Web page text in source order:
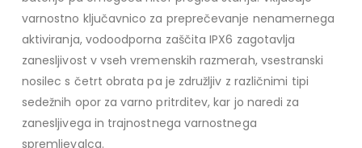
varnostno ključavnico za preprečevanje nenamernega
aktiviranja, vodoodporna zaščita IPX6 zagotavlja
zanesljivost v vseh vremenskih razmerah, vsestranski
nosilec s četrt obrata pa je združljiv z različnimi tipi
sedežnih opor za varno pritrditev, kar jo naredi za
zanesljivega in trajnostnega varnostnega
spremljevalca.